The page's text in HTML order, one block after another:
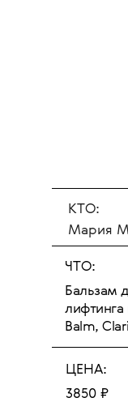
КТО:
Мария
ЧТО:
Бальзам
лифтинга
Balm,
ЦЕНА:
3850 ₽